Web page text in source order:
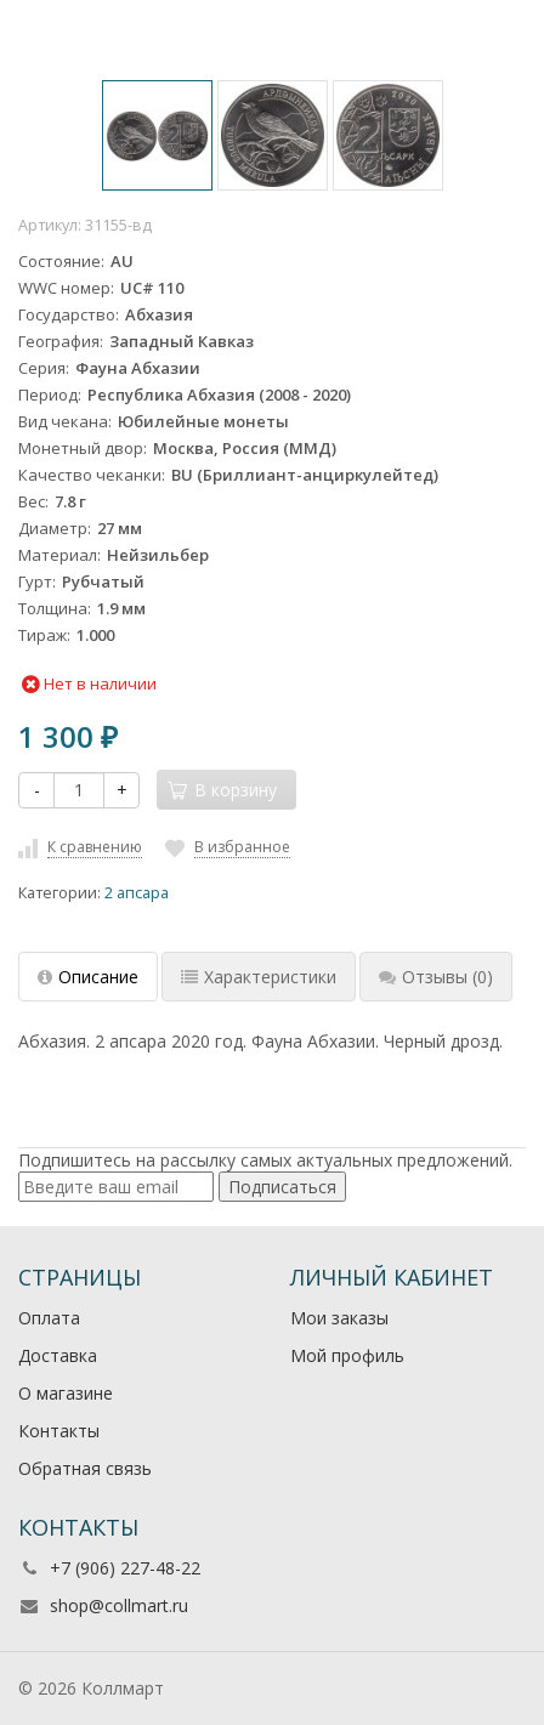
Артикул: 31155-вд
Состояние AU
WWC номер UC# 110
Государство Абхазия
География Западный Кавказ
Серия Фауна Абхазии
Период Республика Абхазия (2008 - 2020)
Вид чекана Юбилейные монеты
Монетный двор Москва, Россия (ММД)
Качество чеканки BU (Бриллиант-анциркулейтед)
Вес 7.8 г
Диаметр 27 мм
Материал Нейзильбер
Гурт Рубчатый
Толщина 1.9 мм
Тираж 1.000
Нет в наличии
1 300 ₽
- + В корзину
К сравнению В избранное
Категории: 2 апсара
Описание Характеристики Отзывы (0)
Абхазия. 2 апсара 2020 год. Фауна Абхазии. Черный дрозд.
Подпишитесь на рассылку самых актуальных предложений.
Подписаться
СТРАНИЦЫ
Оплата
Доставка
О магазине
Контакты
Обратная связь
ЛИЧНЫЙ КАБИНЕТ
Мои заказы
Мой профиль
КОНТАКТЫ
+7 (906) 227-48-22
shop@collmart.ru
© 2026 Коллмарт